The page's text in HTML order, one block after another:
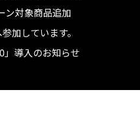
ン対象商品追加
加しています。
」導入のお知らせ